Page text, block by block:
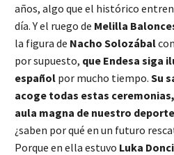
años, algo que el histórico
día. Y el ruego de Melilla
la figura de Nacho Solozábal
por supuesto, que Endesa siga
español por mucho tiempo. Su
acoge todas estas
aula magna de nuestro
¿saben por qué en un futuro
Porque en ella estuvo Luka